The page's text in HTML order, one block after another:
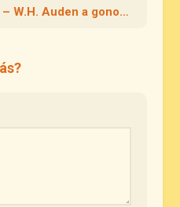
Gyilkos elmék 1/12 – W.H. Auden a gonoszról